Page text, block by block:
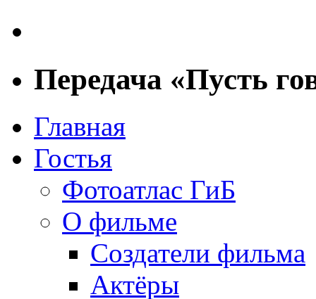
Передача «Пусть
Главная
Гостья
Фотоатлас ГиБ
О фильме
Создатели фильма
Актёры